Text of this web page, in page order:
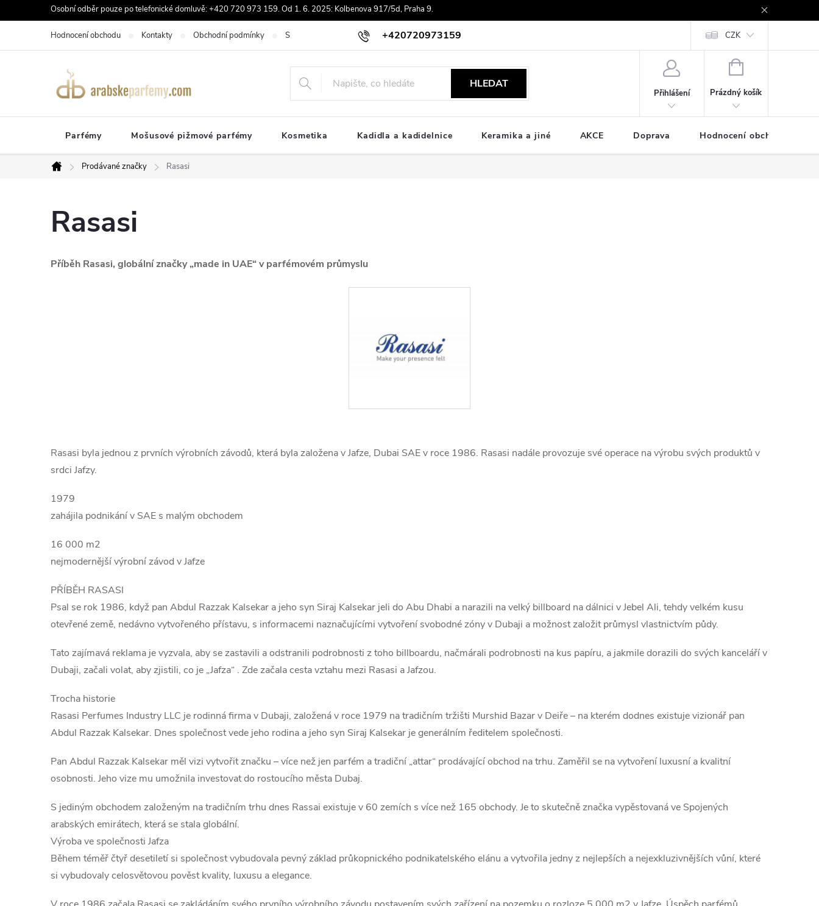
na
Osobní odběr pouze po telefonické domluvě: +420 720 973 159. Od 1. 6. 2025: Kolbenova 917/5d, Praha 9.
+420720973159
Hodnocení obchodu Kontakty Obchodní podmínky Souhlas se zpracováním osobních údajů Doprava Vrácení zboží a reklamace
CZK
HLEDAT
Přihlášení
NÁKUPNÍ
Prázdný košík
Parfémy Mošusové pižmové parfémy Kosmetika Kadidla a kadidelnice Keramika a jiné AKCE Doprava Hodnocení obchodu
Domů
Prodávané značky Rasasi
Rasasi
Příběh Rasasi, globální značky „made in UAE“ v parfémovém průmyslu
Rasasi byla jednou z prvních výrobních závodů, která byla založena v Jafze, Dubai SAE v roce 1986. Rasasi nadále provozuje své operace na výrobu svých produktů v
srdci Jafzy.
1979
zahájila podnikání v SAE s malým obchodem
16 000 m2
nejmodernější výrobní závod v Jafze
PŘÍBĚH RASASI
Psal se rok 1986, když pan Abdul Razzak Kalsekar a jeho syn Siraj Kalsekar jeli do Abu Dhabi a narazili na velký billboard na dálnici v Jebel Ali, tehdy velkém kusu
otevřené země, nedávno vytvořeného přístavu, s informacemi naznačujícími vytvoření svobodné zóny v Dubaji a možnost založit průmysl vlastnictvím půdy.
Tato zajímavá reklama je vyzvala, aby se zastavili a odstranili podrobnosti z toho billboardu, načmárali podrobnosti na kus papíru, a jakmile dorazili do svých kanceláří v
Dubaji, začali volat, aby zjistili, co je „Jafza“ . Zde začala cesta vztahu mezi Rasasi a Jafzou.
Trocha historie
Rasasi Perfumes Industry LLC je rodinná firma v Dubaji, založená v roce 1979 na tradičním tržišti Murshid Bazar v Deiře – na kterém dodnes existuje vizionář pan
Abdul Razzak Kalsekar. Dnes společnost vede jeho rodina a jeho syn Siraj Kalsekar je generálním ředitelem společnosti.
Pan Abdul Razzak Kalsekar měl vizi vytvořit značku – více než jen parfém a tradiční „attar“ prodávající obchod na trhu. Zaměřil se na vytvoření luxusní a kvalitní
osobnosti. Jeho vize mu umožnila investovat do rostoucího města Dubaj.
S jediným obchodem založeným na tradičním trhu dnes Rassai existuje v 60 zemích s více než 165 obchody. Je to skutečně značka vypěstovaná ve Spojených
arabských emirátech, která se stala globální.
Výroba ve společnosti Jafza
Během téměř čtyř desetiletí si společnost vybudovala pevný základ průkopnického podnikatelského elánu a vytvořila jedny z nejlepších a nejexkluzivnějších vůní, které
si vybudovaly celosvětovou pověst kvality, luxusu a elegance.